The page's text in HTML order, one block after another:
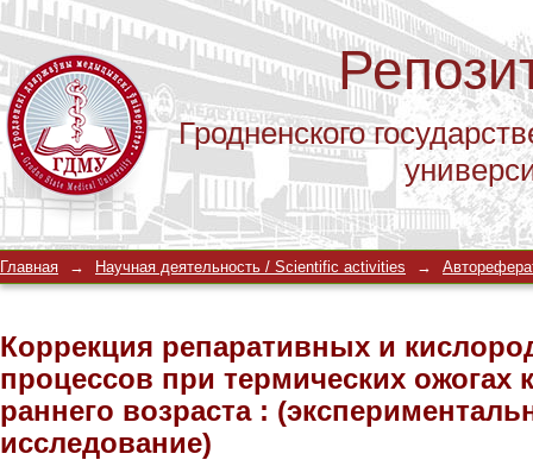
Гродненского
Коррекция репаративных и
ожогах кожи у детей раннего
исследование)
Главная → Научная деятельность / Scientific activities →
Коррекция репаративных и
процессов при термических ожогах
раннего возраста :
исследование)